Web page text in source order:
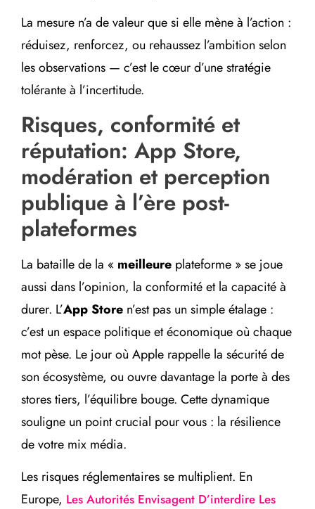
La mesure n’a de valeur que si elle mène à l’action :
réduisez, renforcez, ou rehaussez l’ambition selon
les observations — c’est le cœur d’une stratégie
tolérante à l’incertitude.
Risques, conformité et
réputation: App Store,
modération et perception
publique à l’ère post-
plateformes
La bataille de la « meilleure plateforme » se joue
aussi dans l’opinion, la conformité et la capacité à
durer. L’App Store n’est pas un simple étalage :
c’est un espace politique et économique où chaque
mot pèse. Le jour où Apple rappelle la sécurité de
son écosystème, ou ouvre davantage la porte à des
stores tiers, l’équilibre bouge. Cette dynamique
souligne un point crucial pour vous : la résilience
de votre mix média.
Les risques réglementaires se multiplient. En
Europe, Les Autorités Envisagent D’interdire Les